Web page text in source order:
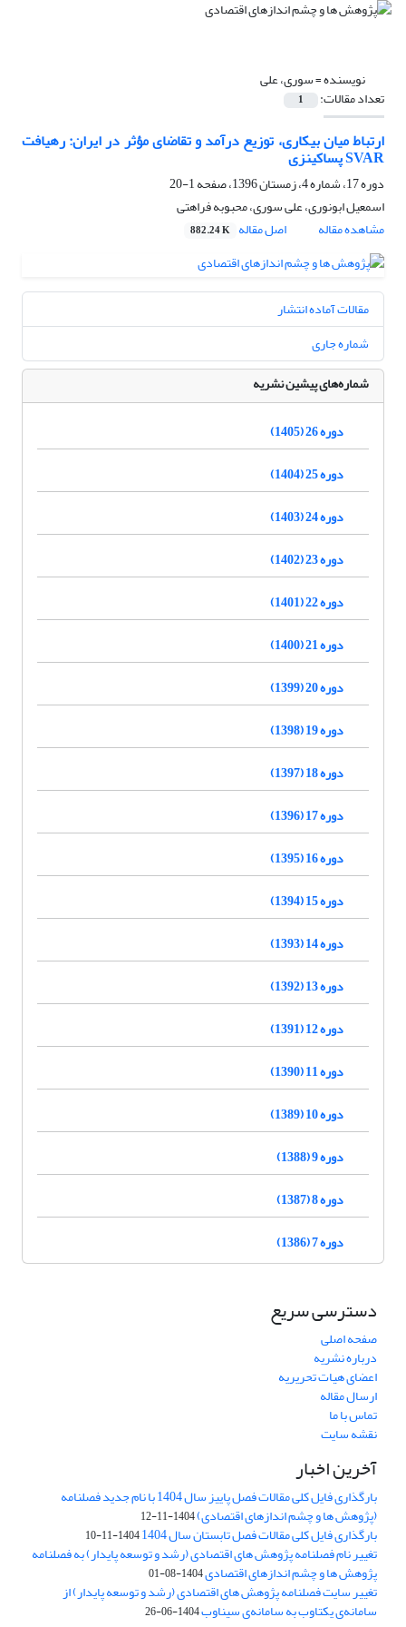
نویسنده =سوری، علی
تعداد مقالات: 1
ارتباط میان بیکاری، توزیع درآمد و تقاضای مؤثر در ایران: رهیافت
SVAR پساکینزی
دوره 17، شماره 4، زمستان 1396، صفحه
1-20
اسمعیل ابونوری، علی سوری، محبوبه فراهتی
مشاهده مقاله
اصل مقاله 882.24 K
مقالات آماده انتشار
شماره جاری
شماره‌های پیشین نشریه
دوره 26 (1405)
دوره 25 (1404)
دوره 24 (1403)
دوره 23 (1402)
دوره 22 (1401)
دوره 21 (1400)
دوره 20 (1399)
دوره 19 (1398)
دوره 18 (1397)
دوره 17 (1396)
دوره 16 (1395)
دوره 15 (1394)
دوره 14 (1393)
دوره 13 (1392)
دوره 12 (1391)
دوره 11 (1390)
دوره 10 (1389)
دوره 9 (1388)
دوره 8 (1387)
دوره 7 (1386)
دسترسی سریع
صفحه اصلی
درباره نشریه
اعضای هیات تحریریه
ارسال مقاله
تماس با ما
نقشه سایت
آخرین اخبار
بارگذاری فایل کلی مقالات فصل پاییز سال 1404 با نام جدید فصلنامه
(پژوهش ها و چشم اندازهای اقتصادی)1404-11-12
بارگذاری فایل کلی مقالات فصل تابستان سال 1404 1404-11-10
تغییر نام فصلنامه پژوهش های اقتصادی (رشد و توسعه پایدار) به فصلنامه
پژوهش ها و چشم اندازهای اقتصادی1404-08-01
تغییر سایت فصلنامه پژوهش های اقتصادی (رشد و توسعه پایدار) از
سامانه‌ی یکتاوب به سامانه‌ی سیناوب1404-06-26